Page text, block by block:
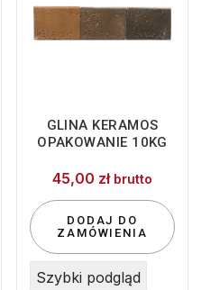
GLINA KERAMOS
OPAKOWANIE 10KG
45,00 zł brutto
DODAJ DO
ZAMÓWIENIA
Szybki podgląd